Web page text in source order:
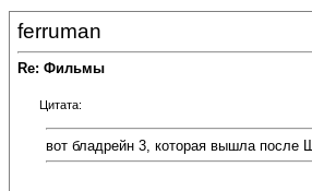
ferruman
Re: Фильмы
Цитата:
вот бладрейн 3, которая вышла после